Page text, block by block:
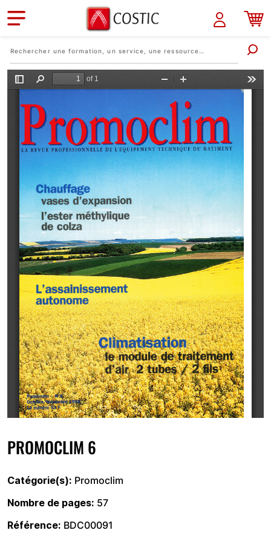
Aller au contenu principal
PROMOCLIM 6
Catégorie(s) Promoclim
Nombre de pages 57
Référence BDC00091